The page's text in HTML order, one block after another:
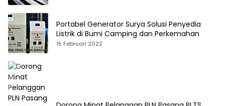
Portabel Generator Surya Solusi Penyedia
Listrik di Bumi Camping dan Perkemahan
15 Februari 2022